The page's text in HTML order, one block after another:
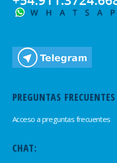
PREGUNTAS FRECUENTES
Acceso a preguntas frecuentes
CHAT: